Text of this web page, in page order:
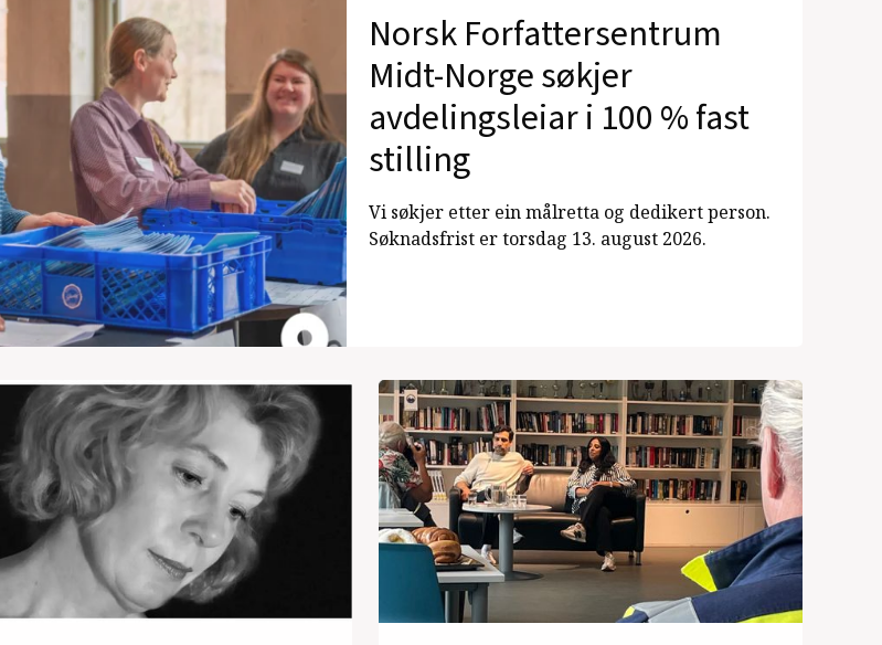
Norsk Forfattersentrum
Midt-Norge søkjer
avdelingsleiar i 100 % fast
stilling
Vi søkjer etter ein målretta og dedikert person.
Søknadsfrist er torsdag 13. august 2026.